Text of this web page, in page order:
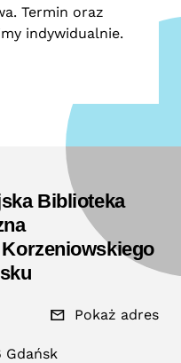
Termin oraz
indywidualnie.
Biblioteka
Pokaż adres
Gdańsk